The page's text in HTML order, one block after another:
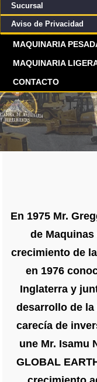
Sucursal
Aviso de Privacidad
MAQUINARIA
MAQUINARIA
CONTACTO
En 1975 Mr.
de
crecimiento de
en 1976
Inglaterra y
desarrollo de la
carecía de
une Mr. Isamu
GLOBAL